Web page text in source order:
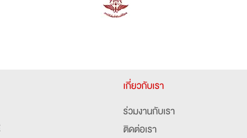
เกี่ยวกับเรา
ร่วมงานกับเรา
ติดต่อเรา